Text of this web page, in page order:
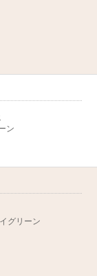
ン
グリーン